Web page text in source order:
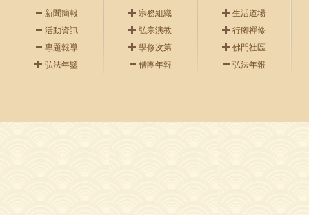
新聞簡報
活動資訊
專題報導
弘法年鑒
宗務組織
弘宗演教
學修次第
僧團年報
生活道場
行腳禪修
佛門社區
弘法年報